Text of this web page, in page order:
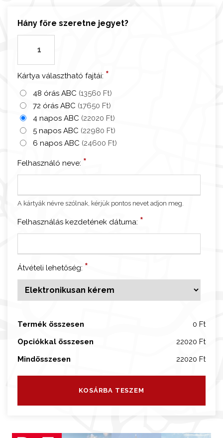
Hány főre szeretne jegyet?
r
l
n
W
e
o
m
C
r
-
A
m
n
n
i
s
Kártya választható fajtái: *
48 órás ABC (13560 Ft)
72 órás ABC (17650 Ft)
4 napos ABC (22020 Ft)
5 napos ABC (22980 Ft)
6 napos ABC (24600 Ft)
Felhasználó neve: *
A kártyák névre szólnak, kérjük pontos nevet adjon meg.
Felhasználás kezdetének dátuma: *
Átvételi lehetőség: *
Termék összesen
0 Ft
Opciókkal összesen
22020 Ft
Mindösszesen
22020 Ft
KOSÁRBA TESZEM